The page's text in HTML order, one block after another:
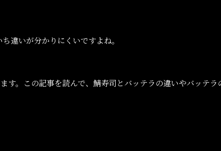
違いが分かりにくいですよね。
。この記事を読んで、鯖寿司とバッテラの違いやバッテラ